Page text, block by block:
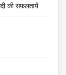
की सफलतायें